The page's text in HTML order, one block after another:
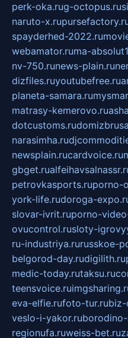
perk-oka.rug-octopus.ru
naruto-x.ru
spayderhed-2022.ru
webamator.ruma-
nv-750.runews-plain.ru
dizfiles.ruyoutubefree.ru
planeta-samara.ru
matrasy-kemerovo.ru
dotcustoms.ru
narasimha.ru
newsplain.rucardvoice.ru
gbget.ru
petrovkasports.ruporno-
york-life.rudoroga-
slovar-ivrit.ruporno-
ovucontrol.rusloty-
ru-industriya.rurusskoe-
belgorod-day.rudigilith.ru
medic-today.rutaksu.ru
teensvoice.ru
eva-elfie.rufoto-tur.rubiz-
veslo-i-yakor.ru
regionufa.ruweiss-bet.ru